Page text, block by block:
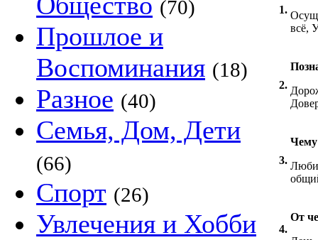
(70)
Прошлое и
Воспоминания (18)
Разное (40)
Семья, Дом, Дети
(66)
Спорт (26)
Увлечения и Хобби
1.
всё,
2.
3.
Чему
4.
От